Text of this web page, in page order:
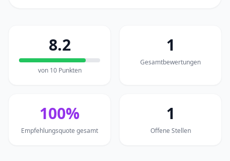
8.2
von 10 Punkten
1
Gesamtbewertungen
100%
Empfehlungsquote gesamt
1
Offene Stellen